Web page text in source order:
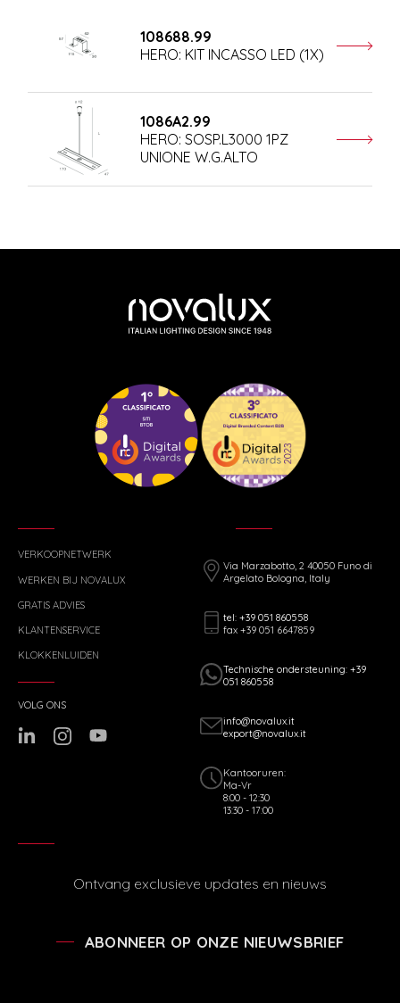
108688.99
HERO: KIT INCASSO LED (1X)
1086A2.99
HERO: SOSP.L3000 1PZ
UNIONE W.G.ALTO
VERKOOPNETWERK
WERKEN BIJ NOVALUX
GRATIS ADVIES
KLANTENSERVICE
KLOKKENLUIDEN
Via Marzabotto, 2 40050 Funo di
Argelato Bologna, Italy
tel: +39 051 860558
fax +39 051 6647859
Technische ondersteuning: +39
051 860558
info@novalux.it
export@novalux.it
Kantooruren:
Ma-Vr
8:00 - 12:30
13:30 - 17:00
VOLG ONS
Ontvang exclusieve updates en nieuws
ABONNEER OP ONZE NIEUWSBRIEF